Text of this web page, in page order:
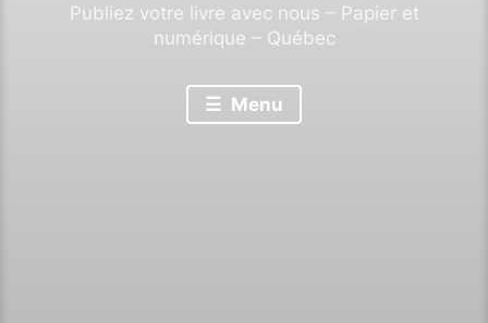
Publiez votre livre avec nous – Papier et
numérique – Québec
Menu